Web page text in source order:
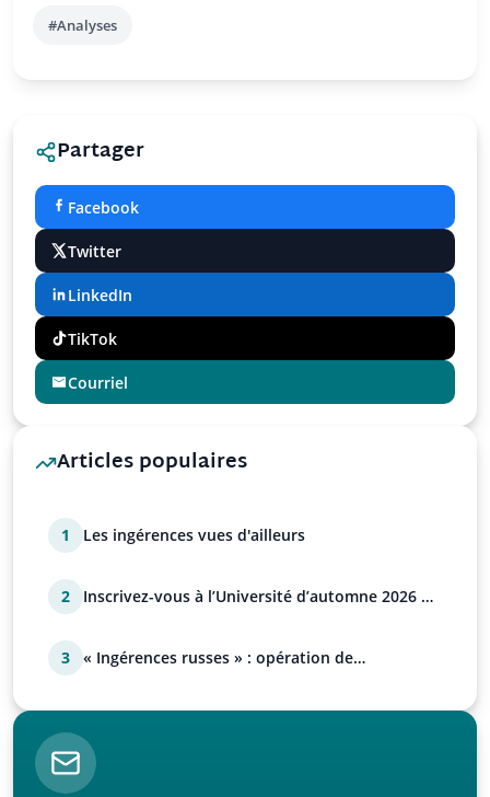
#Analyses
Partager
Facebook
Twitter
LinkedIn
TikTok
Courriel
Articles populaires
1 Les ingérences vues d'ailleurs
2
Inscrivez-vous à l’Université d’automne 2026 de
3
« Ingérences russes » : opération de